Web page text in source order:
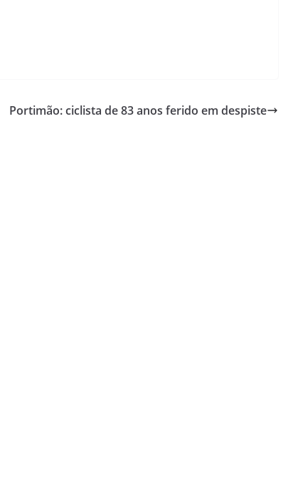
Portimão: ciclista de 83 anos ferido em despiste